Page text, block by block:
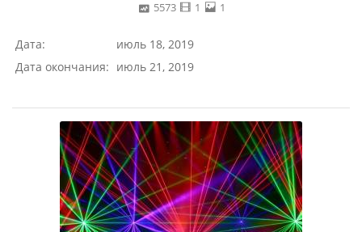
5573 1 1
Дата:
июль 18, 2019
Дата окончания: июль 21, 2019